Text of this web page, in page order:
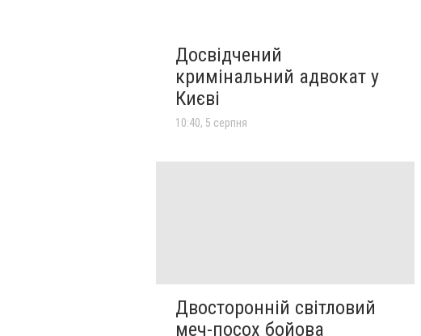
Досвідчений
кримінальний адвокат у
Києві
10:40, 5 серпня
Двосторонній світловий
меч-посох бойова